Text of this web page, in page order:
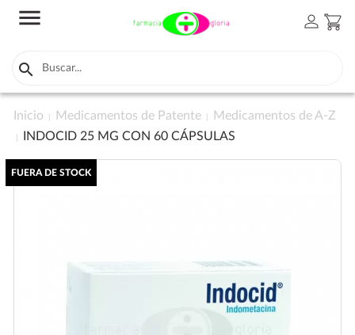
menu person shopping_cart

Inicio Medicamentos de Patente
Medicamentos de A-Z
INDOCID 25 MG CON 60 CÁPSULAS
FUERA DE STOCK